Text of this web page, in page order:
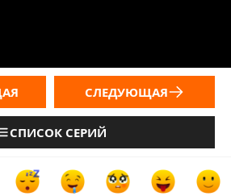
СПИСОК СЕРИЙ
СЛЕДУЮЩАЯ